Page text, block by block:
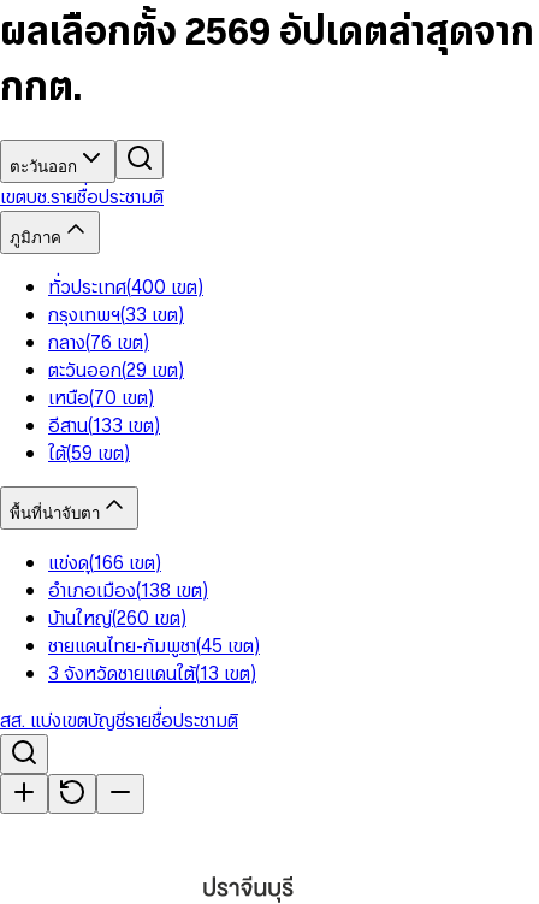
7
8
5
6
8
9
6
7
9
5
6
8
9
9
ผลเลือกตั้ง 2569 อัปเดตล่าสุดจาก
กกต.
ตะวันออก
เขตบช.รายชื่อประชามติ
ภูมิภาค
ทั่วประเทศ(400 เขต)
กรุงเทพฯ(33 เขต)
กลาง(76 เขต)
ตะวันออก(29 เขต)
เหนือ(70 เขต)
อีสาน(133 เขต)
ใต้(59 เขต)
พื้นที่น่าจับตา
แข่งดุ(166 เขต)
อำเภอเมือง(138 เขต)
บ้านใหญ่(260 เขต)
ชายแดนไทย-กัมพูชา(45 เขต)
3 จังหวัดชายแดนใต้(13 เขต)
สส. แบ่งเขตบัญชีรายชื่อประชามติ